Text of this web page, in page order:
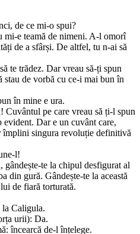
de ce mi-o spui?
e teamă de nimeni. A-l omorî
de a sfârși. De altfel, tu n-ai să
te trădez. Dar vreau să-ți spun
stau de vorbă cu ce-i mai bun în
în mine e ura.
pe care vreau să ți-l spun
evident. Dar e un cuvânt care,
împlini singura revoluție definitivă
l!
te la chipul desfigurat al
din gură. Gândește-te la această
de fiară torturată.
Caligula.
urii): Da.
încearcă de-l înțelege.